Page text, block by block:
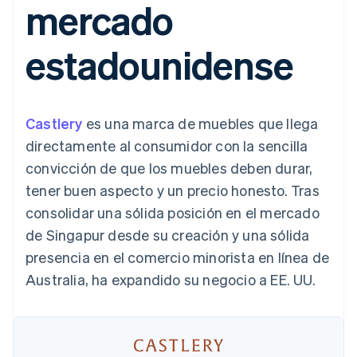
pago
Acceso a más
Terminal
Pagos en
Boost
Optimizaciones
de aceptación
Link
compra
acelerado
Financial
Datos de ctas.
financieras
Recognition
Automatización
contable
Stripe Sigma
Informes
personalizados
de datos
Product roadmap
Descubre lo que viene
aplicación
Marketplaces
Gestión del dinero
Plataformas
SaaS
Por sector
Empresas de IA
Economía de los
creadores
Videojuegos
Hostelería, viajes y ocio
Seguros
Medios de
comunicación y
Servicios para
profesionales
suscripciones
Ofrecer facturación
basada en el consumo
Emitir tarjetas virtuales
con stablecoins
Aprovisiona y gestiona
Recursos
Integraciones de
aplicaciones
Muestras de código
Blog de
desarrolladores
Estado de la API
Empresa
Hoja de ruta del
producto
Stripe Sessions:
nuestro evento anual
Stripe Press
Contacta con ventas
Conviértete en socio
mercado
estadounidense
Castlery es una marca de muebles que llega
directamente al consumidor con la sencilla
convicción de que los muebles deben durar,
tener buen aspecto y un precio honesto. Tras
consolidar una sólida posición en el mercado
de Singapur desde su creación y una sólida
presencia en el comercio minorista en línea de
Australia, ha expandido su negocio a EE. UU.